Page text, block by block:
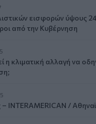
εισφορών ύψους
από την Κυβέρνηση
η κλιματική αλλαγή να
INTERAMERICAN /